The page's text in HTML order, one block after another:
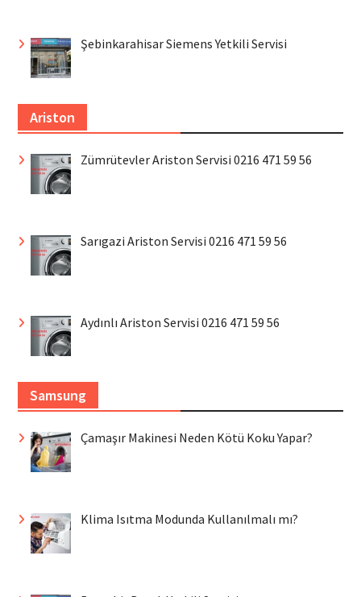
Şebinkarahisar Siemens Yetkili Servisi
Ariston
Zümrütevler Ariston Servisi 0216 471 59 56
Sarıgazi Ariston Servisi 0216 471 59 56
Aydınlı Ariston Servisi 0216 471 59 56
Samsung
Çamaşır Makinesi Neden Kötü Koku Yapar?
Klima Isıtma Modunda Kullanılmalı mı?